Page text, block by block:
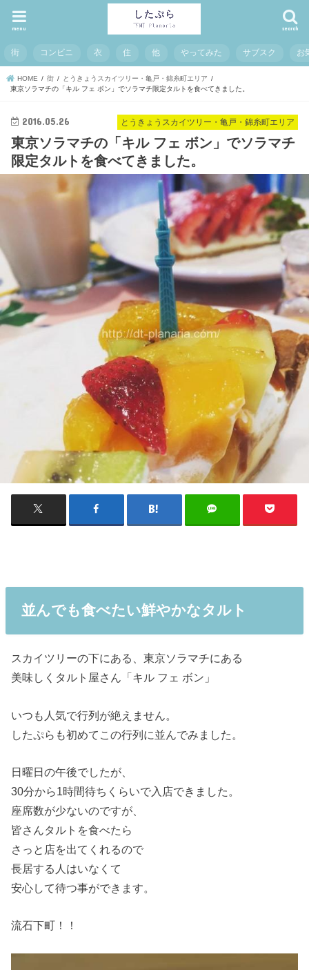
search
menu
街 コンビニ 衣 住 他 やってみた サブスク お
HOME 街
とうきょうスカイツリー・亀戸・錦糸町エリア
東京ソラマチの「キル フェ ボン」でソラマチ限定タルトを食べてきました。
とうきょうスカイツリー・亀戸・錦糸町エリア
2016.05.26
東京ソラマチの「キル フェ ボン」でソラマチ
限定タルトを食べてきました。
並んでも食べたい鮮やかなタルト
スカイツリーの下にある、東京ソラマチにある
美味しくタルト屋さん「キル フェ ボン」
いつも人気で行列が絶えません。
したぷらも初めてこの行列に並んでみました。
日曜日の午後でしたが、
30分から1時間待ちくらいで入店できました。
座席数が少ないのですが、
皆さんタルトを食べたら
さっと店を出てくれるので
長居する人はいなくて
安心して待つ事ができます。
流石下町！！